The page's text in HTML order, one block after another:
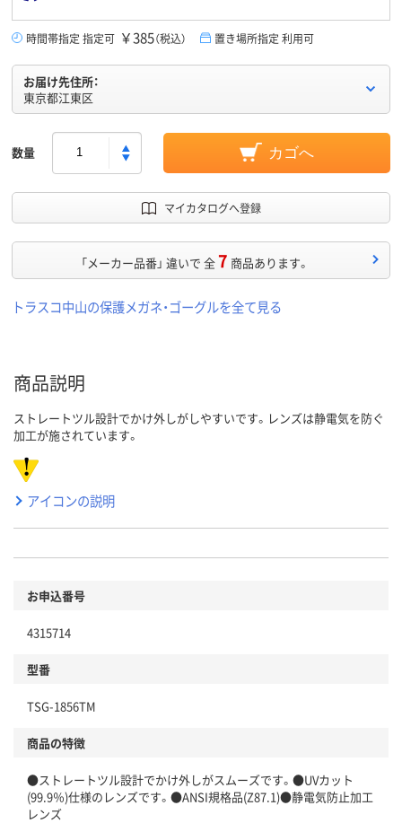
時間帯指定 指定可 ￥385（税込） 置き場所指定 利用可
お届け先住所：
東京都江東区
数量 カゴへ
マイカタログへ登録
「メーカー品番」 違いで 全7 商品あります。
トラスコ中山の保護メガネ・ゴーグルを全て見る
商品説明
ストレートツル設計でかけ外しがしやすいです。レンズは静電気を防ぐ
加工が施されています。
アイコンの説明
お申込番号
4315714
型番
TSG-1856TM
商品の特徴
●ストレートツル設計でかけ外しがスムーズです。●UVカット
(99.9％)仕様のレンズです。●ANSI規格品(Z87.1)●静電気防止加工
レンズ